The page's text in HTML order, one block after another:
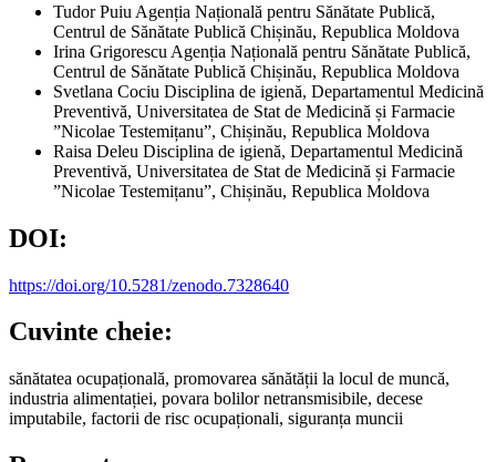
Tudor Puiu Agenția Națională pentru Sănătate Publică,
Centrul de Sănătate Publică Chișinău, Republica Moldova
Irina Grigorescu Agenția Națională pentru Sănătate Publică,
Centrul de Sănătate Publică Chișinău, Republica Moldova
Svetlana Cociu Disciplina de igienă, Departamentul Medicină
Preventivă, Universitatea de Stat de Medicină și Farmacie
”Nicolae Testemițanu”, Chișinău, Republica Moldova
Raisa Deleu Disciplina de igienă, Departamentul Medicină
Preventivă, Universitatea de Stat de Medicină și Farmacie
”Nicolae Testemițanu”, Chișinău, Republica Moldova
DOI:
https://doi.org/10.5281/zenodo.7328640
Cuvinte cheie:
sănătatea ocupațională, promovarea sănătății la locul de muncă,
industria alimentației, povara bolilor netransmisibile, decese
imputabile, factorii de risc ocupaționali, siguranța muncii